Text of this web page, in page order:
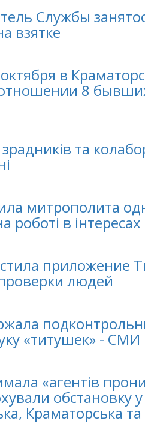
Службы
взятке
в
8
та
митрополита
в
приложение
людей
«титушек» - СМИ
«агентів
обстановку
Краматорська